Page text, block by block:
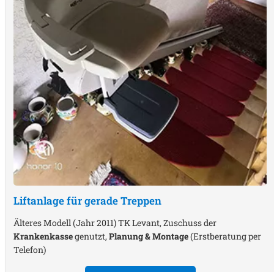
Liftanlage für gerade Treppen
Älteres Modell (Jahr 2011) TK Levant, Zuschuss der
Krankenkassegenutzt,Planung & Montage(Erstberatung per
Telefon)